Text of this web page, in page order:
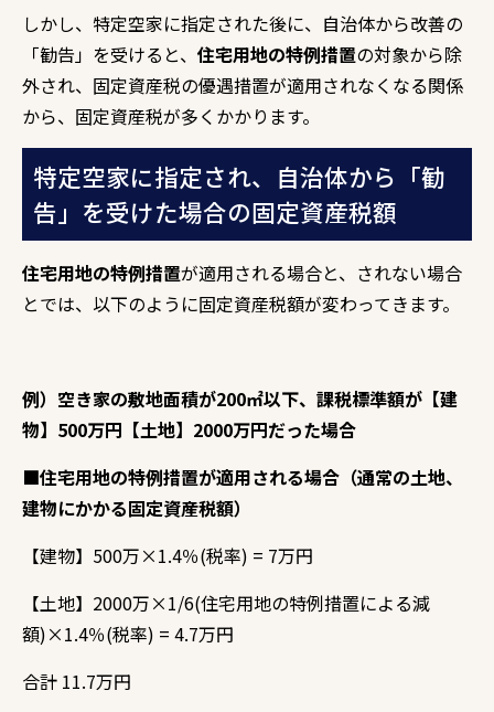
しかし、 特定空家に指定された後に、 自治体から改善の
「勧告」を受けると、 住宅用地の特例措置の対象から除
外され、 固定資産税の優遇措置が適用されなくなる関係
から、固定資産税が多くかかります。
特定空家に指定され、自治体から「勧
告」を受けた場合の固定資産税額
住宅用地の特例措置が適用される場合と、 されない場合
とでは、 以下のように固定資産税額が変わってきます。
例）空き家の敷地面積が200㎡以下、課税標準額が【建
物】500万円【土地】2000万円だった場合
■住宅用地の特例措置が適用される場合（通常の土地、
建物にかかる固定資産税額）
【建物】500万×1.4％(税率) = 7万円
【土地】2000万×1/6(住宅用地の特例措置による減
額)×1.4％(税率) = 4.7万円
合計 11.7万円